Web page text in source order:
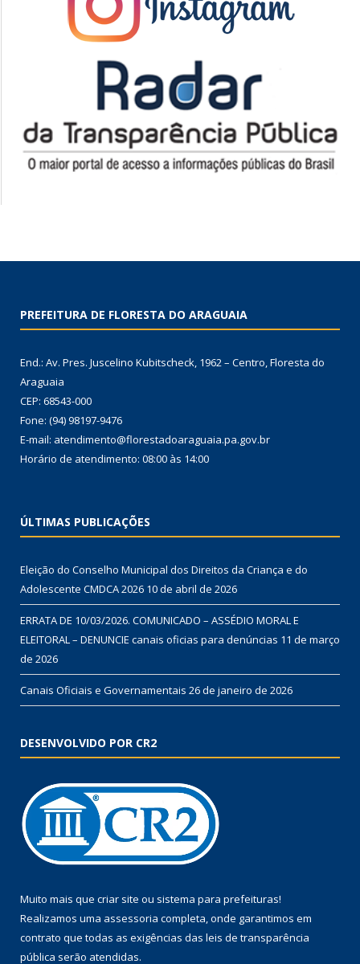
PREFEITURA DE FLORESTA DO ARAGUAIA
End.: Av. Pres. Juscelino Kubitscheck, 1962 – Centro, Floresta do
Araguaia
CEP: 68543-000
Fone: (94) 98197-9476
E-mail: atendimento@florestadoaraguaia.pa.gov.br
Horário de atendimento: 08:00 às 14:00
ÚLTIMAS PUBLICAÇÕES
Eleição do Conselho Municipal dos Direitos da Criança e do
Adolescente CMDCA 2026 10 de abril de 2026
ERRATA DE 10/03/2026. COMUNICADO – ASSÉDIO MORAL E
ELEITORAL – DENUNCIE canais oficias para denúncias 11 de março
de 2026
Canais Oficiais e Governamentais 26 de janeiro de 2026
DESENVOLVIDO POR CR2
Muito mais que criar site ou sistema para prefeituras!
Realizamos uma assessoria completa, onde garantimos em
contrato que todas as exigências das leis de transparência
pública serão atendidas.